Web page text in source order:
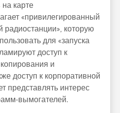
карте
«привилегированный
радиостанции», которую
для «запуска
доступ к
и
доступ к корпоративной
представлять интерес
вымогателей.